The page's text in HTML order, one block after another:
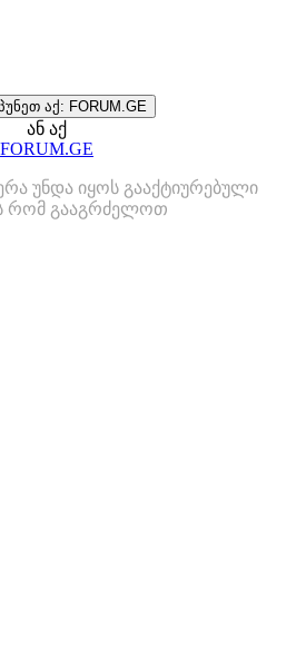
აქ: FORUM.GE
ან აქ
FORUM.GE
უნდა იყოს გააქტიურებული
რომ გააგრძელოთ